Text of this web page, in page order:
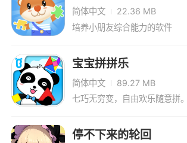
简体中文
22.36 MB
培养小朋友综合能力的软件
宝宝拼拼乐
简体中文
89.27 MB
七巧无穷变，自由欢乐随意拼。
停不下来的轮回